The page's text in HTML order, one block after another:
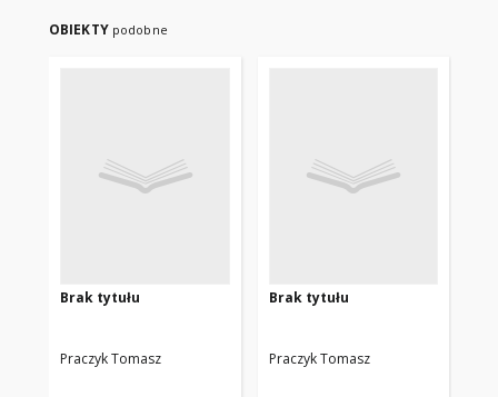
OBIEKTY podobne
Brak tytułu
Praczyk Tomasz
Brak tytułu
Praczyk Tomasz